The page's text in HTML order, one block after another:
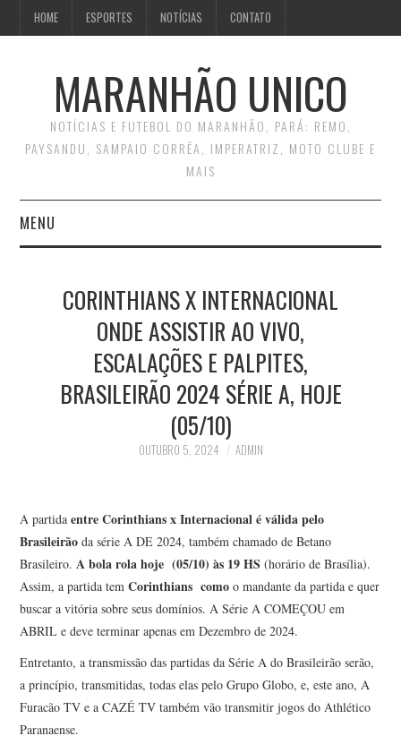
HOME ESPORTES NOTÍCIAS CONTATO
MARANHÃO UNICO
NOTÍCIAS E FUTEBOL DO MARANHÃO, PARÁ: REMO,
PAYSANDU, SAMPAIO CORRÊA, IMPERATRIZ, MOTO CLUBE E
MAIS
MENU
CONTATO
CORINTHIANS X INTERNACIONAL
ONDE ASSISTIR AO VIVO,
ESCALAÇÕES E PALPITES,
BRASILEIRÃO 2024 SÉRIE A, HOJE
(05/10)
OUTUBRO 5, 2024 ADMIN
A partidaentre Corinthians x Internacionalé válida pelo
Brasileirão da série A DE 2024, também chamado de Betano
Brasileiro. A bola rola hoje (05/10) às 19 HS(horário de Brasília).
Assim, a partida temCorinthians como o mandante da partida e quer
buscar a vitória sobre seus domínios. A Série A COMEÇOU em
ABRIL e deve terminar apenas em Dezembro de 2024.
Entretanto, a transmissão das partidas da Série A do Brasileirão serão,
a princípio, transmitidas, todas elas pelo Grupo Globo, e, este ano, A
Furacão TV e a CAZÉ TV também vão transmitir jogos do Athlético
Paranaense.